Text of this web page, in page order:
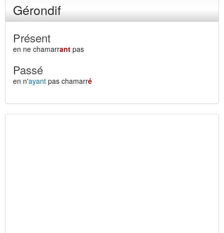
Gérondif
Présent
en ne chamarrant pas
Passé
en n'ayant pas chamarré